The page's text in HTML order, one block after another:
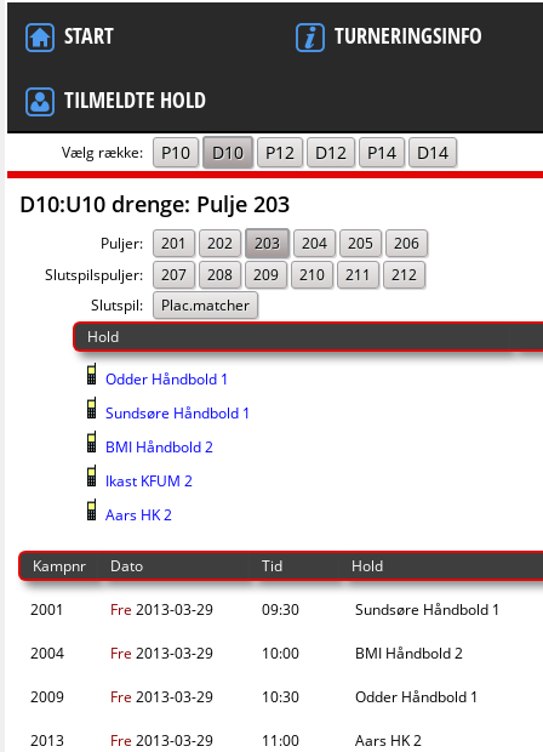
START TURNERINGSINFO
TILMELDTE HOLD
Vælg række: P10 D10 P12 D12 P14 D14
D10:U10 drenge: Pulje 203
Puljer: 201 202 203 204 205
206
Slutspilspuljer:
207 208 209 210 211
212
Slutspil:
Plac.matcher
Hold
Odder Håndbold 1
Sundsøre Håndbold 1
BMI Håndbold 2
Ikast KFUM 2
Aars HK 2
Kampnr Dato Tid Hold
2001 Fre 2013-03-29 09:30 Sundsøre Håndbold 1
2004 Fre 2013-03-29 10:00 BMI Håndbold 2
2009 Fre 2013-03-29 10:30 Odder Håndbold 1
2013 Fre 2013-03-29 11:00 Aars HK 2